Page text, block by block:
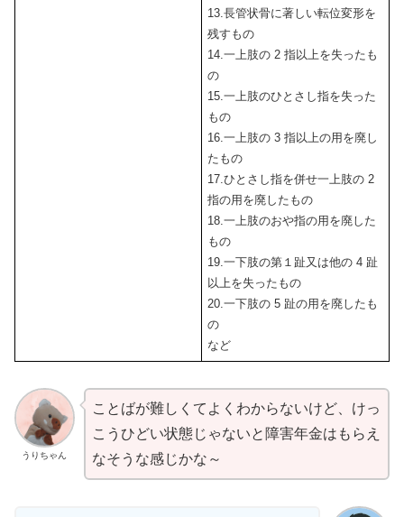
13.長管状骨に著しい転位変形を
残すもの
14.一上肢の 2 指以上を失ったも
の
15.一上肢のひとさし指を失った
もの
16.一上肢の 3 指以上の用を廃し
たもの
17.ひとさし指を併せ一上肢の 2
指の用を廃したもの
18.一上肢のおや指の用を廃した
もの
19.一下肢の第１趾又は他の 4 趾
以上を失ったもの
20.一下肢の 5 趾の用を廃したも
の
など
うりちゃん
ことばが難しくてよくわからないけど、けっ
こうひどい状態じゃないと障害年金はもらえ
なそうな感じかな～